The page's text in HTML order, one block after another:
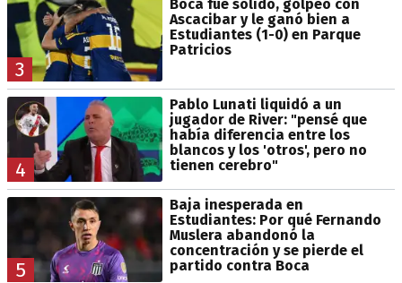
3
Boca fue sólido, golpeó con
Ascacibar y le ganó bien a
Estudiantes (1-0) en Parque
Patricios
4
Pablo Lunati liquidó a un
jugador de River: "pensé que
había diferencia entre los
blancos y los 'otros', pero no
tienen cerebro"
5
Baja inesperada en
Estudiantes: Por qué Fernando
Muslera abandonó la
concentración y se pierde el
partido contra Boca